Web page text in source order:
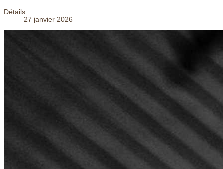
Détails
27 janvier 2026